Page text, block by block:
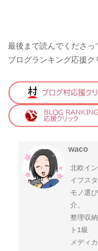
最後まで読んでくださっ
ブログランキング応援ク
waco
北欧イ
イフス
モノ選
介。
整理収
ト1級
メディ